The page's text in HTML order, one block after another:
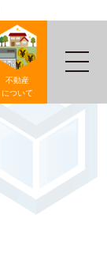
不動産
について